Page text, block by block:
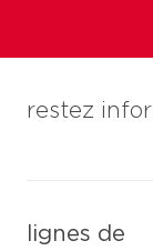
restez
lignes de